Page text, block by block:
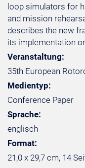
loop simulators for
and mission
describes the new
its implementation
Veranstaltung:
35th European
Medientyp:
Conference Paper
Sprache:
englisch
Format:
21,0 x 29,7 cm, 14